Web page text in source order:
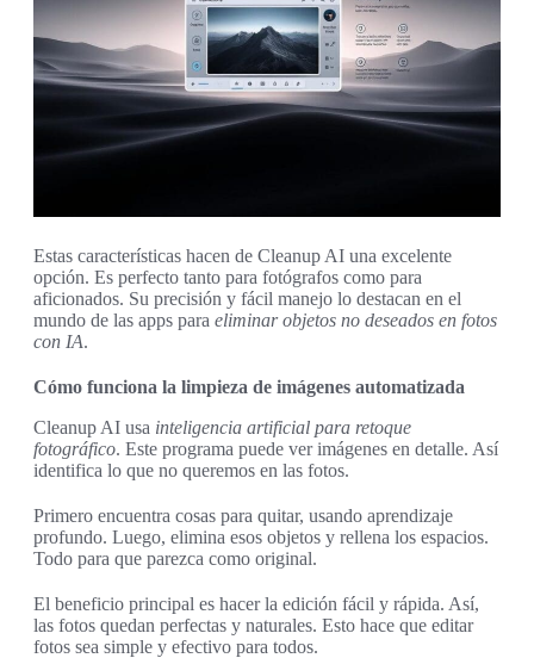
Estas características hacen de Cleanup AI una excelente
opción. Es perfecto tanto para fotógrafos como para
aficionados. Su precisión y fácil manejo lo destacan en el
mundo de las apps para eliminar objetos no deseados en fotos
con IA.
Cómo funciona la limpieza de imágenes automatizada
Cleanup AI usa inteligencia artificial para retoque
fotográfico. Este programa puede ver imágenes en detalle. Así
identifica lo que no queremos en las fotos.
Primero encuentra cosas para quitar, usando aprendizaje
profundo. Luego, elimina esos objetos y rellena los espacios.
Todo para que parezca como original.
El beneficio principal es hacer la edición fácil y rápida. Así,
las fotos quedan perfectas y naturales. Esto hace que editar
fotos sea simple y efectivo para todos.